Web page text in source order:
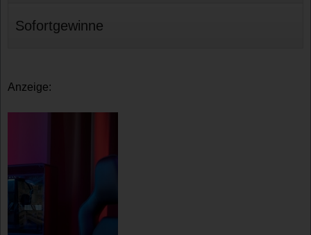
Sofortgewinne
Anzeige: